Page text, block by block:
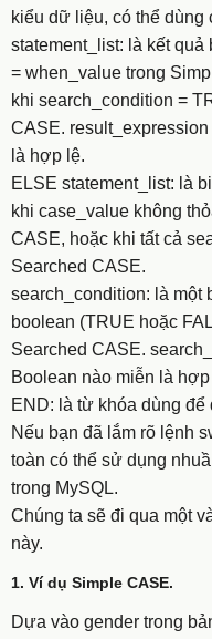
kiểu dữ liệu, có thể
statement_list: là kết
= when_value trong
khi search_condition =
CASE.
là hợp lệ.
ELSE statement_list: là
khi case_value không
CASE, hoặc khi tất cả
Searched CASE.
search_condition: là một
boolean (TRUE hoặc
Searched CASE.
Boolean nào miễn là hợp
END: là từ khóa dùng để
Nếu bạn đã lắm rõ lệnh
toàn có thể sử dụng
trong MySQL.
Chúng ta sẽ đi qua một
này.
1. Ví dụ Simple CASE.
Dựa vào gender trong